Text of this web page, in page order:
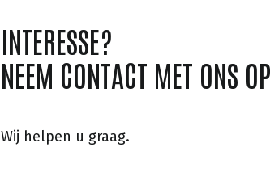
INTERESSE?
NEEM CONTACT MET ONS OP.
Wij helpen u graag.